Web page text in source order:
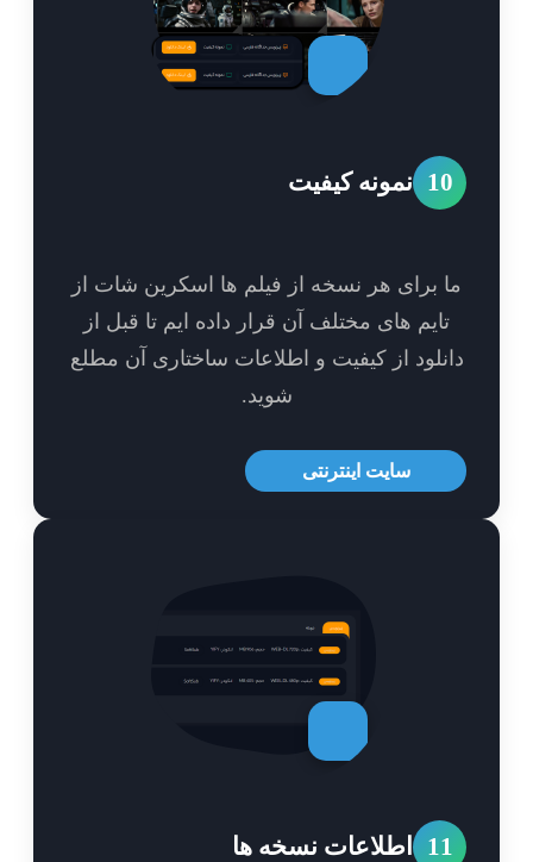
نمونه کیفیت
برای هر نسخه از فیلم ها اسکرین شات از
های مختلف آن قرار داده ایم تا قبل از
از کیفیت و اطلاعات ساختاری آن مطلع
سایت اینترنتی
اطلاعات نسخه ها